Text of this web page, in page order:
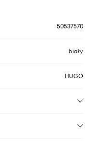
50537570
biały
HUGO